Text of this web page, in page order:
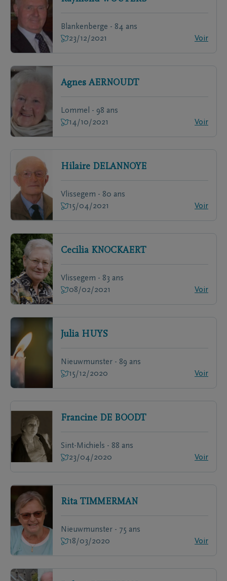
Blankenberge - 84 ans
23/12/2021
Voir
Agnes AERNOUDT
Lommel - 98 ans
14/10/2021
Voir
Hilaire DELANNOYE
Vlissegem - 80 ans
15/04/2021
Voir
Cecilia KNOCKAERT
Vlissegem - 83 ans
08/02/2021
Voir
Julia HUYS
Nieuwmunster - 89 ans
15/12/2020
Voir
Francine DE BOODT
Sint-Michiels - 88 ans
23/04/2020
Voir
Rita TIMMERMAN
Nieuwmunster - 75 ans
18/03/2020
Voir